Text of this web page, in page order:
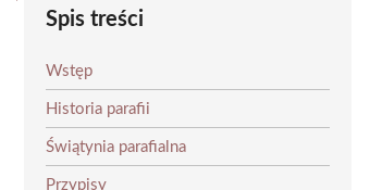
Spis treści
Wstęp
Historia parafii
Świątynia parafialna
Przypisy